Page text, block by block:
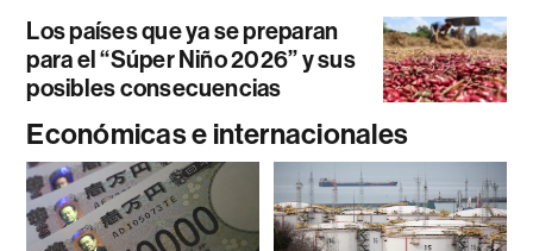
Los países que ya se preparan
para el “Súper Niño 2026” y sus
posibles consecuencias
Económicas e internacionales